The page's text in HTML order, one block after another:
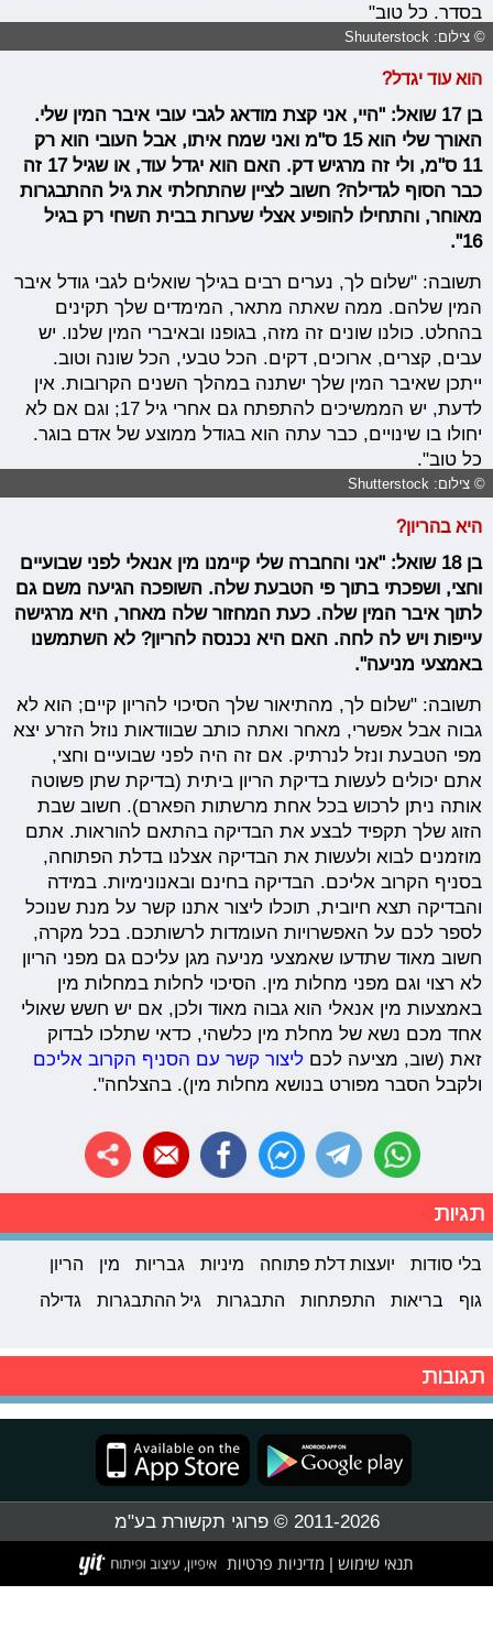
בסדר. כל טוב"
© צילום: Shuuterstock
הוא עוד יגדל?
בן 17 שואל: "היי, אני קצת מודאג לגבי עובי איבר המין שלי.
האורך שלי הוא 15 ס"מ ואני שמח איתו, אבל העובי הוא רק
11 ס"מ, ולי זה מרגיש דק. האם הוא יגדל עוד, או שגיל 17 זה
כבר הסוף לגדילה? חשוב לציין שהתחלתי את גיל ההתבגרות
מאוחר, והתחילו להופיע אצלי שערות בבית השחי רק בגיל
16".
תשובה: "שלום לך, נערים רבים בגילך שואלים לגבי גודל איבר
המין שלהם. ממה שאתה מתאר, המימדים שלך תקינים
בהחלט. כולנו שונים זה מזה, בגופנו ובאיברי המין שלנו. יש
עבים, קצרים, ארוכים, דקים. הכל טבעי, הכל שונה וטוב.
ייתכן שאיבר המין שלך ישתנה במהלך השנים הקרובות. אין
לדעת, יש הממשיכים להתפתח גם אחרי גיל 17; וגם אם לא
יחולו בו שינויים, כבר עתה הוא בגודל ממוצע של אדם בוגר.
כל טוב".
© צילום: Shutterstock
היא בהריון?
בן 18 שואל: "אני והחברה שלי קיימנו מין אנאלי לפני שבועיים
וחצי, ושפכתי בתוך פי הטבעת שלה. השופכה הגיעה משם גם
לתוך איבר המין שלה. כעת המחזור שלה מאחר, היא מרגישה
עייפות ויש לה לחה. האם היא נכנסה להריון? לא השתמשנו
באמצעי מניעה".
תשובה: "שלום לך, מהתיאור שלך הסיכוי להריון קיים; הוא לא
גבוה אבל אפשרי, מאחר ואתה כותב שבוודאות נוזל הזרע יצא
מפי הטבעת ונזל לנרתיק. אם זה היה לפני שבועיים וחצי,
אתם יכולים לעשות בדיקת הריון ביתית (בדיקת שתן פשוטה
אותה ניתן לרכוש בכל אחת מרשתות הפארם). חשוב שבת
הזוג שלך תקפיד לבצע את הבדיקה בהתאם להוראות. אתם
מוזמנים לבוא ולעשות את הבדיקה אצלנו בדלת הפתוחה,
בסניף הקרוב אליכם. הבדיקה בחינם ובאנונימיות. במידה
והבדיקה תצא חיובית, תוכלו ליצור אתנו קשר על מנת שנוכל
לספר לכם על האפשרויות העומדות לרשותכם. בכל מקרה,
חשוב מאוד שתדעו שאמצעי מניעה מגן עליכם גם מפני הריון
לא רצוי וגם מפני מחלות מין. הסיכוי לחלות במחלות מין
באמצעות מין אנאלי הוא גבוה מאוד ולכן, אם יש חשש שאולי
אחד מכם נשא של מחלת מין כלשהי, כדאי שתלכו לבדוק
זאת (שוב, מציעה לכםליצור קשר עם הסניף הקרוב אליכם
ולקבל הסבר מפורט בנושא מחלות מין). בהצלחה".
תגיות
בלי סודות יועצות דלת פתוחה מיניות גבריות מין
הריון
גוף
בריאות התפתחות התבגרות גיל ההתבגרות גדילה
תגובות
2011-2026 © פרוגי תקשורת בע"מ
תנאי שימוש מדיניות פרטיות